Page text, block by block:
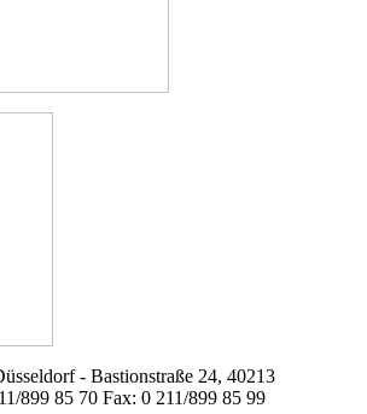
- Bastionstraße 24, 40213
899 85 70 Fax: 0 211/899 85 99